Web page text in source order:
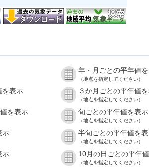
年・月ごとの平年値
（地点を指定してください）
を表示 ３か月ごとの平年値
（地点を指定してください）
を表示 旬ごとの平年値を表示
（地点を指定してください）
示 半旬ごとの平年値を
（地点を指定してください）
示 10月の日ごとの平年
（地点を指定してください）